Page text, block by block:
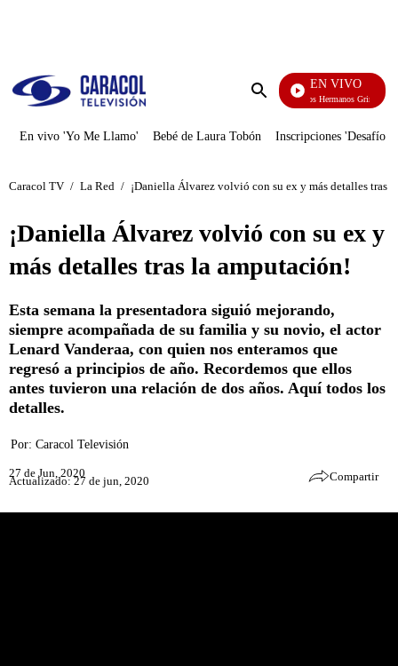
Enviar
EN VIVO
Cuentos De Los Hermanos Grimm
En vivo 'Yo Me Llamo' Bebé de Laura Tobón Inscripciones 'Desafío'
Caracol TV / La Red / ¡Daniella Álvarez volvió con su ex y más detalles tras
¡Daniella Álvarez volvió con su ex y
más detalles tras la amputación!
Esta semana la presentadora siguió mejorando,
siempre acompañada de su familia y su novio, el actor
Lenard Vanderaa, con quien nos enteramos que
regresó a principios de año. Recordemos que ellos
antes tuvieron una relación de dos años. Aquí todos los
detalles.
Por: Caracol Televisión
27 de Jun, 2020
Actualizado: 27 de jun, 2020 Compartir